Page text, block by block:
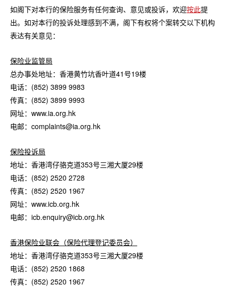
如阁下对本行的保险服务有任何查询、意见或投诉，欢迎按此提
出。如对本行的投诉处理感到不满，阁下有权将个案转交以下机构
表达有关意见：
保险业监管局
总办事处地址：香港黄竹坑香叶道41号19楼
电话：(852) 3899 9983
传真：(852) 3899 9993
网址：www.ia.org.hk
电邮：complaints@ia.org.hk
保险投诉局
地址：香港湾仔骆克道353号三湘大厦29楼
电话：(852) 2520 2728
传真：(852) 2520 1967
网址：www.icb.org.hk
电邮：icb.enquiry@icb.org.hk
香港保险业联会（保险代理登记委员会）
地址：香港湾仔骆克道353号三湘大厦29楼
电话：(852) 2520 1868
传真：(852) 2520 1967